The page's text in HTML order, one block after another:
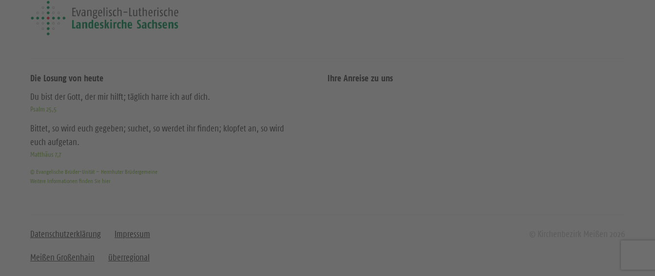
Die Losung von heute
Du bist der Gott, der mir hilft; täglich harre ich auf dich.
Psalm 25,5
Bittet, so wird euch gegeben; suchet, so werdet ihr finden; klopfet an, so wird
euch aufgetan.
Matthäus 7,7
© Evangelische Brüder-Unität – Herrnhuter Brüdergemeine
Weitere Informationen finden Sie hier
Ihre Anreise zu uns
Datenschutzerklärung Impressum
Meißen Großenhain überregional